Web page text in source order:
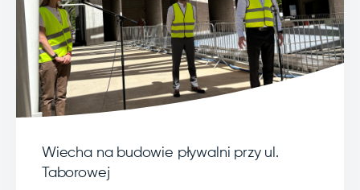
Wiecha na budowie pływalni przy ul.
Taborowej